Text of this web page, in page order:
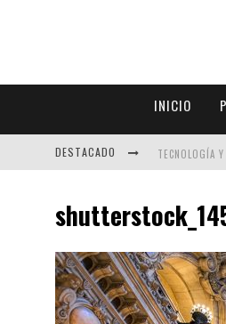
INICIO
DESTACADO TECNOLOGÍA
ALEXANDRA
EL